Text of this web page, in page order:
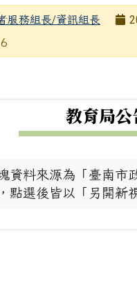
服務組長/資訊組長
教育局公
資料來源為「臺南市
點選後皆以「另開新